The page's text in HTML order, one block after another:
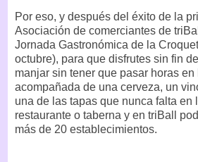
Por eso, y después del éxito de la
Asociación de comerciantes de
Jornada Gastronómica de la
octubre), para que disfrutes sin fin
manjar sin tener que pasar horas en
acompañada de una cerveza, un
una de las tapas que nunca falta en
restaurante o taberna y en triBall
más de 20 establecimientos.